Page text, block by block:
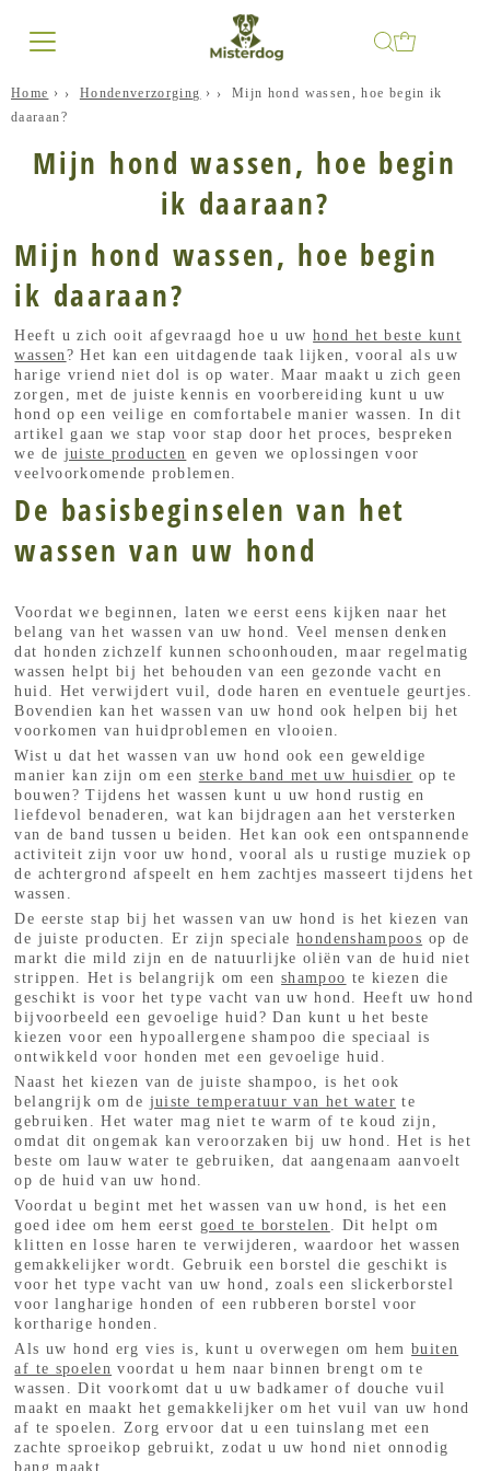
Home › Hondenverzorging ›
Mijn hond wassen, hoe begin ik
daaraan?
Mijn hond wassen, hoe begin
ik daaraan?
Mijn hond wassen, hoe begin
ik daaraan?
Heeft u zich ooit afgevraagd hoe u uwhond het beste kunt
wassen ? Het kan een uitdagende taak lijken, vooral als uw
harige vriend niet dol is op water. Maar maakt u zich geen
zorgen, met de juiste kennis en voorbereiding kunt u uw
hond op een veilige en comfortabele manier wassen. In dit
artikel gaan we stap voor stap door het proces, bespreken
we de juiste producten en geven we oplossingen voor
veelvoorkomende problemen.
De basisbeginselen van het
wassen van uw hond
Voordat we beginnen, laten we eerst eens kijken naar het
belang van het wassen van uw hond. Veel mensen denken
dat honden zichzelf kunnen schoonhouden, maar regelmatig
wassen helpt bij het behouden van een gezonde vacht en
huid. Het verwijdert vuil, dode haren en eventuele geurtjes.
Bovendien kan het wassen van uw hond ook helpen bij het
voorkomen van huidproblemen en vlooien.
Wist u dat het wassen van uw hond ook een geweldige
manier kan zijn om een sterke band met uw huisdier op te
bouwen? Tijdens het wassen kunt u uw hond rustig en
liefdevol benaderen, wat kan bijdragen aan het versterken
van de band tussen u beiden. Het kan ook een ontspannende
activiteit zijn voor uw hond, vooral als u rustige muziek op
de achtergrond afspeelt en hem zachtjes masseert tijdens het
wassen.
De eerste stap bij het wassen van uw hond is het kiezen van
de juiste producten. Er zijn specialehondenshampoos op de
markt die mild zijn en de natuurlijke oliën van de huid niet
strippen. Het is belangrijk om eenshampoo te kiezen die
geschikt is voor het type vacht van uw hond. Heeft uw hond
bijvoorbeeld een gevoelige huid? Dan kunt u het beste
kiezen voor een hypoallergene shampoo die speciaal is
ontwikkeld voor honden met een gevoelige huid.
Naast het kiezen van de juiste shampoo, is het ook
belangrijk om de juiste temperatuur van het water te
gebruiken. Het water mag niet te warm of te koud zijn,
omdat dit ongemak kan veroorzaken bij uw hond. Het is het
beste om lauw water te gebruiken, dat aangenaam aanvoelt
op de huid van uw hond.
Voordat u begint met het wassen van uw hond, is het een
goed idee om hem eerst goed te borstelen
. Dit helpt om
klitten en losse haren te verwijderen, waardoor het wassen
gemakkelijker wordt. Gebruik een borstel die geschikt is
voor het type vacht van uw hond, zoals een slickerborstel
voor langharige honden of een rubberen borstel voor
kortharige honden.
Als uw hond erg vies is, kunt u overwegen om hembuiten
af te spoelen voordat u hem naar binnen brengt om te
wassen. Dit voorkomt dat u uw badkamer of douche vuil
maakt en maakt het gemakkelijker om het vuil van uw hond
af te spoelen. Zorg ervoor dat u een tuinslang met een
zachte sproeikop gebruikt, zodat u uw hond niet onnodig
bang maakt.